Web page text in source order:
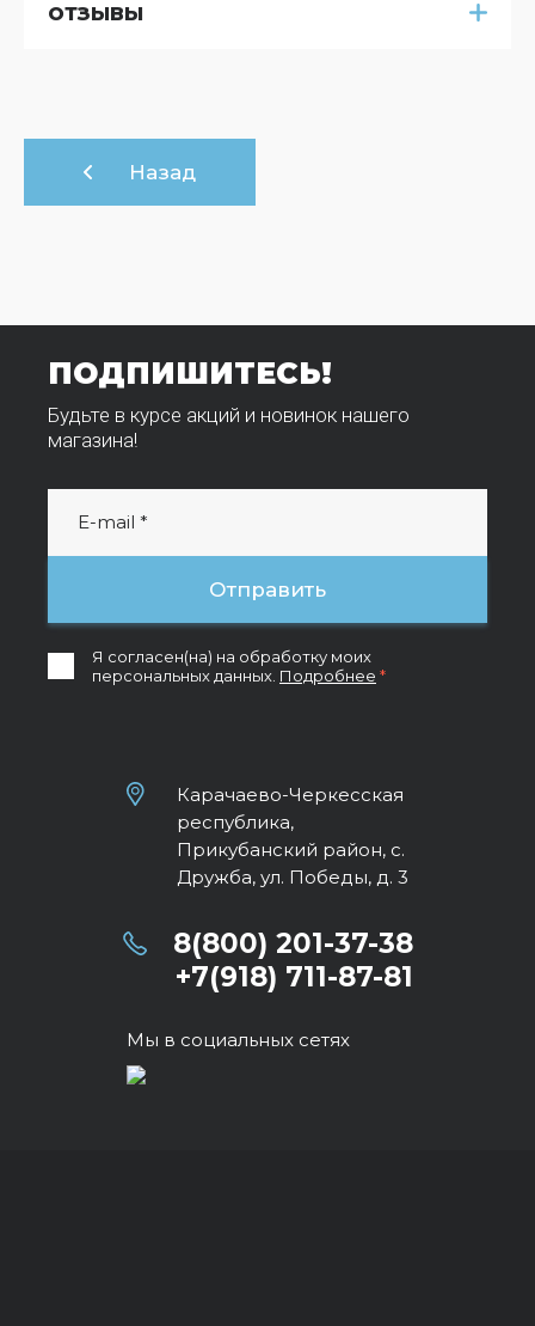
ОТЗЫВЫ
Назад
ПОДПИШИТЕСЬ!
Будьте в курсе акций и новинок нашего
магазина!
Я согласен(на) на обработку моих
персональных данных. Подробнее *
Отправить
Карачаево-Черкесская
республика,
Прикубанский район, с.
Дружба, ул. Победы, д. 3
8(800) 201-37-38
+7(918) 711-87-81
Мы в социальных сетях